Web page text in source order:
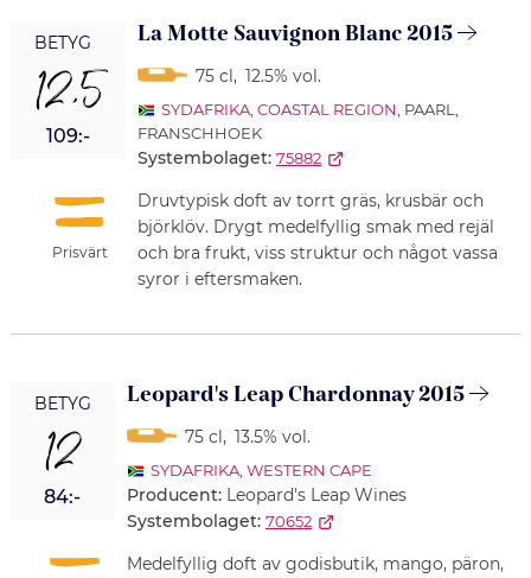
BETYG
12,5
109:-
Prisvärt
La Motte Sauvignon Blanc 2015
75 cl, 12.5% vol.
SYDAFRIKA, COASTAL REGION , PAARL,
FRANSCHHOEK
Systembolaget: 75882
Druvtypisk doft av torrt gräs, krusbär och
björklöv. Drygt medelfyllig smak med rejäl
och bra frukt, viss struktur och något vassa
syror i eftersmaken.
BETYG
12
84:-
Leopard's Leap Chardonnay 2015
75 cl, 13.5% vol.
SYDAFRIKA, WESTERN CAPE
Producent: Leopard's Leap Wines
Systembolaget: 70652
Medelfyllig doft av godisbutik, mango, päron,